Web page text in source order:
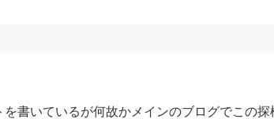
書いているが何故かメインのブログでこの